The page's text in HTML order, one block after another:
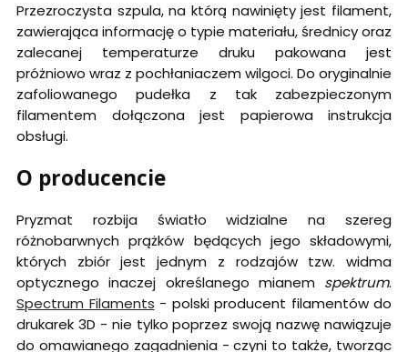
Przezroczysta szpula, na którą nawinięty jest filament,
zawierająca informację o typie materiału, średnicy oraz
zalecanej temperaturze druku pakowana jest
próżniowo wraz z pochłaniaczem wilgoci. Do oryginalnie
zafoliowanego pudełka z tak zabezpieczonym
filamentem dołączona jest papierowa instrukcja
obsługi.
O producencie
Pryzmat rozbija światło widzialne na szereg
różnobarwnych prążków będących jego składowymi,
których zbiór jest jednym z rodzajów tzw. widma
optycznego inaczej określanego mianem spektrum.
Spectrum Filaments - polski producent filamentów do
drukarek 3D - nie tylko poprzez swoją nazwę nawiązuje
do omawianego zagadnienia - czyni to także, tworząc